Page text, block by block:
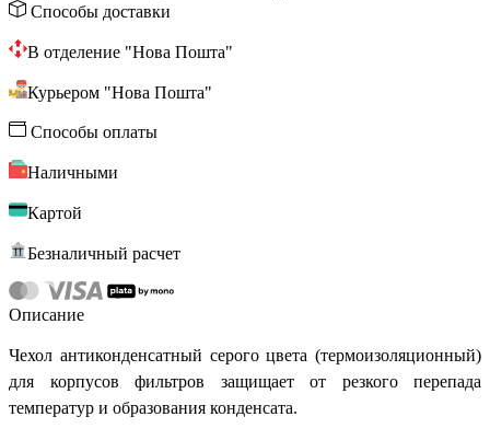
Способы доставки
В отделение "Нова Пошта"
Курьером "Нова Пошта"
Способы оплаты
Наличными
Картой
Безналичный расчет
Описание
Чехол антиконденсатный серого цвета (термоизоляционный)
для корпусов фильтров защищает от резкого перепада
температур и образования конденсата.